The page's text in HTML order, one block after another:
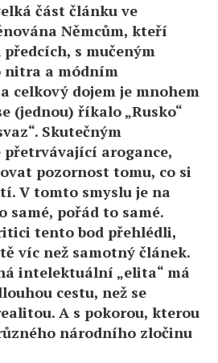
část článku ve
Němcům, kteří
s mučeným
nitra a módním
celkový dojem je mnohem
(jednou) říkalo „Rusko“
Skutečným
přetrvávající arogance,
pozornost tomu, co si
V tomto smyslu je na
samé, pořád to samé.
tento bod přehlédli,
víc než samotný článek.
intelektuální „elita“ má
cestu, než se
A s pokorou, kterou
národního zločinu